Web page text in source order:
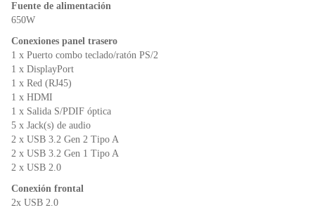
Fuente de alimentación
650W
Conexiones panel trasero
1 x Puerto combo teclado/ratón PS/2
1 x DisplayPort
1 x Red (RJ45)
1 x HDMI
1 x Salida S/PDIF óptica
5 x Jack(s) de audio
2 x USB 3.2 Gen 2 Tipo A
2 x USB 3.2 Gen 1 Tipo A
2 x USB 2.0
Conexión frontal
2x USB 2.0